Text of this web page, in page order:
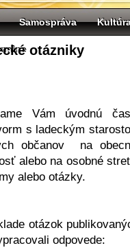
Samospráva
otázniky
Vám úvodnú
s ladeckým
občanov na
alebo na osobné
alebo otázky.
otázok
odpovede: